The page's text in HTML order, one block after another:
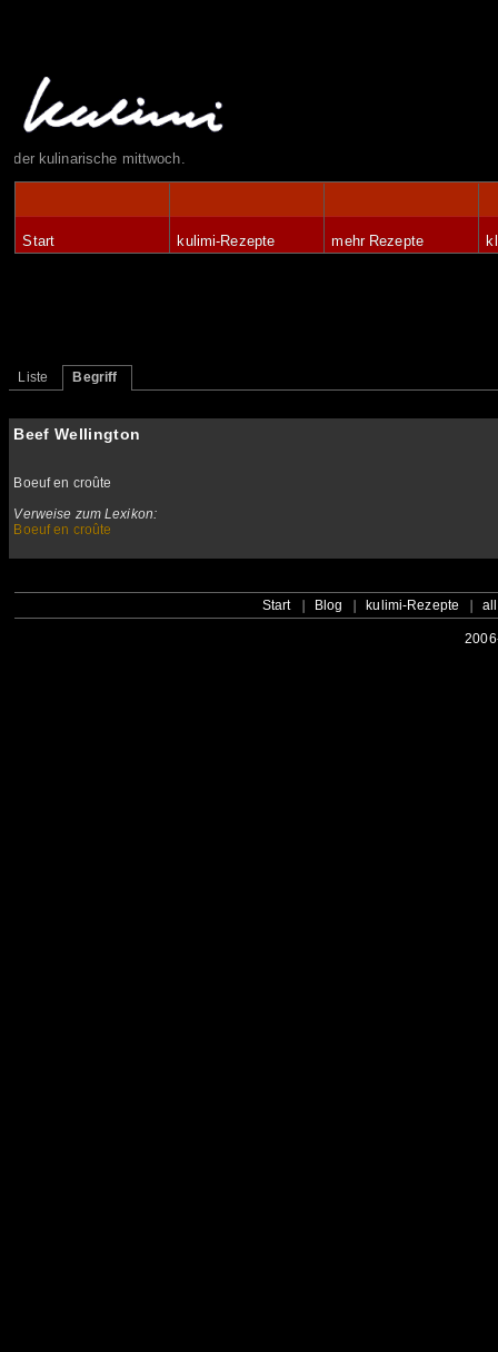
der kulinarische mittwoch.
Start kulimi-Rezepte mehr Rezepte
Liste Begriff
Beef Wellington
Boeuf en croûte
Verweise zum Lexikon:
Boeuf en croûte
Start Blog kulimi-Rezepte